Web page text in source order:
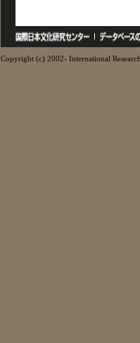
Copyright (c) 2002- International